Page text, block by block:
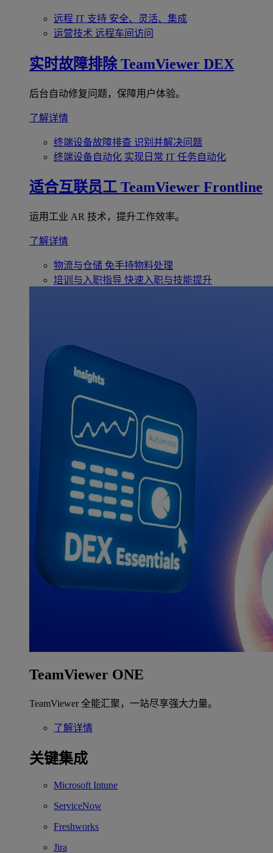
远程 IT 支持 安全、灵活、集成
运营技术 远程车间访问
实时故障排除 TeamViewer DEX
后台自动修复问题，保障用户体验。
了解详情
终端设备故障排查 识别并解决问题
终端设备自动化 实现日常 IT 任务自动化
适合互联员工 TeamViewer Frontline
运用工业 AR 技术，提升工作效率。
了解详情
物流与仓储 免手持物料处理
培训与入职指导 快速入职与技能提升
TeamViewer ONE
TeamViewer 全能汇聚，一站尽享强大力量。
了解详情
关键集成
Microsoft Intune
ServiceNow
Freshworks
Jira